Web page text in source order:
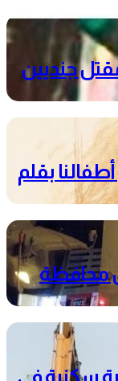
جنديين
بقلم
من محافظة